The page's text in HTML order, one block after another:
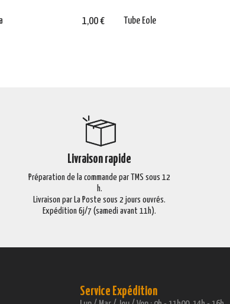
1,00 € Tube Eole
Livraison rapide
Préparation de la commande par TMS sous 12
h.
Livraison par La Poste sous 2 jours ouvrés.
Expédition 6j/7 (samedi avant 11h).
Service Expédition